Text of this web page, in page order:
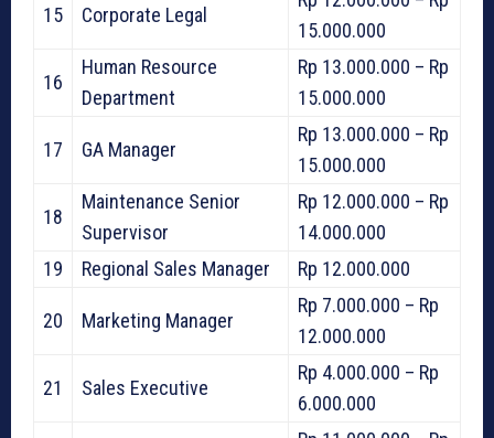
15 Corporate Legal
15.000.000
16
Human Resource
Department
Rp 13.000.000 – Rp
15.000.000
17 GA Manager
Rp 13.000.000 – Rp
15.000.000
18
Maintenance Senior
Supervisor
Rp 12.000.000 – Rp
14.000.000
19
Regional Sales Manager Rp 12.000.000
20 Marketing Manager
Rp 7.000.000 – Rp
12.000.000
21 Sales Executive
Rp 4.000.000 – Rp
6.000.000